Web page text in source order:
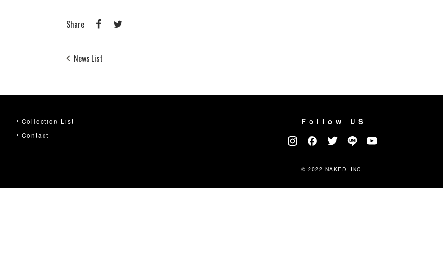
Share
News List
Collection List
Contact
Follow US
© 2022 NAKED, INC.